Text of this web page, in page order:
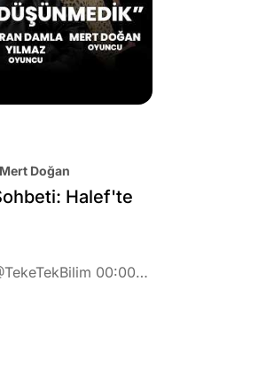
Doğan
Halef'te
00:00
dizi teklifi
Oynadığı role nasıl